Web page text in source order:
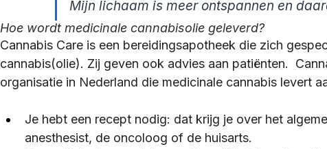
Mijn lichaam is meer ontspannen en
Hoe wordt medicinale cannabisolie geleverd?
Cannabis Care is een bereidingsapotheek die zich
cannabis(olie). Zij geven ook advies aan patiënten.
organisatie in Nederland die medicinale cannabis levert
Je hebt een recept nodig: dat krijg je over het
anesthesist, de oncoloog of de huisarts.